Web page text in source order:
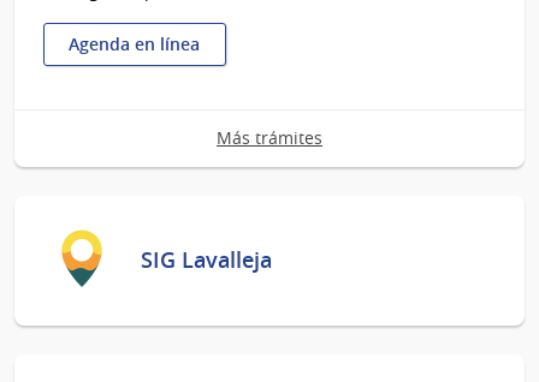
o
renovación
Agenda en línea
:
contribución
inmobiliaria
rural
Más trámites
SIG Lavalleja